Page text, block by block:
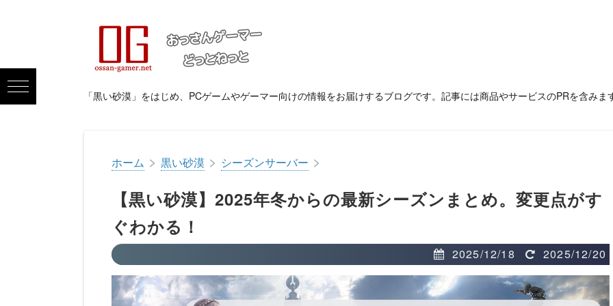
「黒い砂漠」をはじめ、PCゲームやゲーマー向けの情報をお届けするブログです。記事には商品やサービスのPRを含みま
ホーム > 黒い砂漠 > シーズンサーバー >
【黒い砂漠】2025年冬からの最新シーズンまとめ。変更点がす
ぐわかる！
2025/12/18 2025/12/20